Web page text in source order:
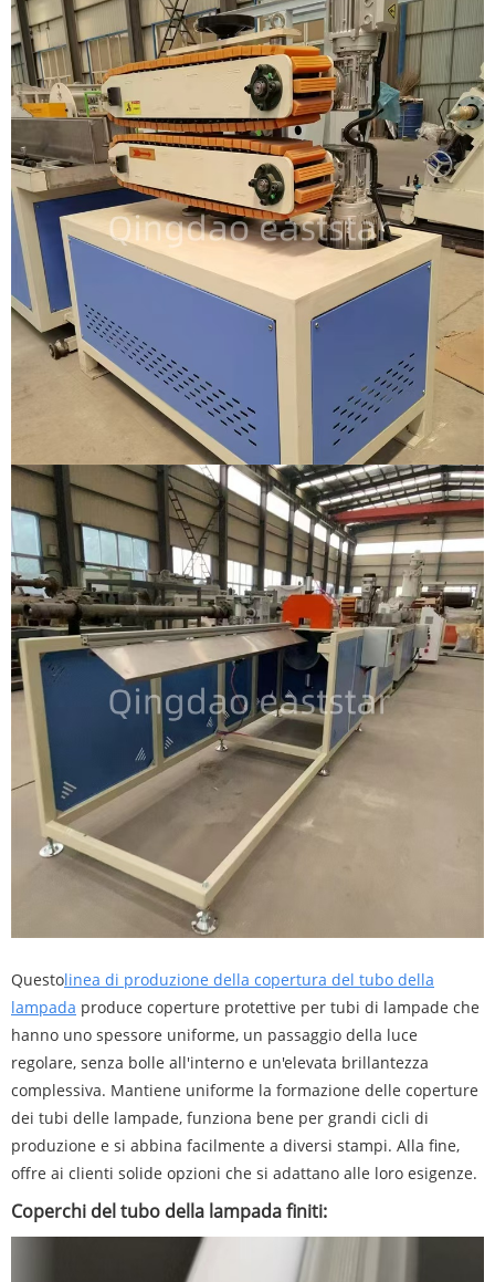
Questolinea di produzione della copertura del tubo della
lampada produce coperture protettive per tubi di lampade che
hanno uno spessore uniforme, un passaggio della luce
regolare, senza bolle all'interno e un'elevata brillantezza
complessiva. Mantiene uniforme la formazione delle coperture
dei tubi delle lampade, funziona bene per grandi cicli di
produzione e si abbina facilmente a diversi stampi. Alla fine,
offre ai clienti solide opzioni che si adattano alle loro esigenze.
Coperchi del tubo della lampada finiti: